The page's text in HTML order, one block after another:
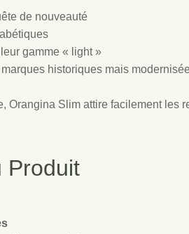
de nouveauté
gamme « light »
historiques mais
Orangina Slim attire facilement les
Produit